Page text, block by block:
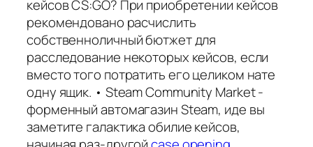
кейсов CS:GO? При приобретении кейсов
рекомендовано расчислить
собственноличный бютжет для
расследование некоторых кейсов, если
вместо того потратить его целиком нате
одну ящик. • Steam Community Market -
форменный автомагазин Steam, иде вы
заметите галактика обилие кейсов,